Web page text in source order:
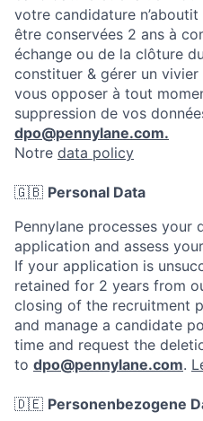
votre candidature
être conservées 2 ans à
échange ou de la clôture
constituer & gérer un
vous opposer à tout
suppression de vos
dpo@pennylane.com.
Notre data policy
🇬🇧 Personal Data
Pennylane processes your
application and assess
If your application is
retained for 2 years from
closing of the recruitment
and manage a candidate
time and request the
to dpo@pennylane.com.
🇩🇪 Personenbezogene